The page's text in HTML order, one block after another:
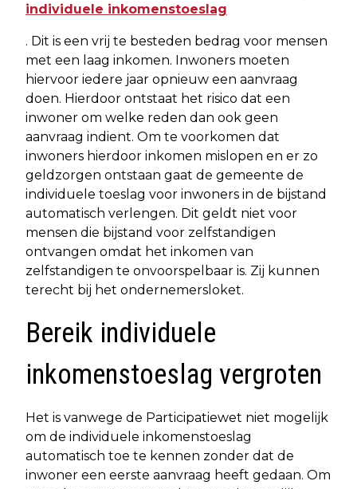
individuele inkomenstoeslag
. Dit is een vrij te besteden bedrag voor mensen
met een laag inkomen. Inwoners moeten
hiervoor iedere jaar opnieuw een aanvraag
doen. Hierdoor ontstaat het risico dat een
inwoner om welke reden dan ook geen
aanvraag indient. Om te voorkomen dat
inwoners hierdoor inkomen mislopen en er zo
geldzorgen ontstaan gaat de gemeente de
individuele toeslag voor inwoners in de bijstand
automatisch verlengen. Dit geldt niet voor
mensen die bijstand voor zelfstandigen
ontvangen omdat het inkomen van
zelfstandigen te onvoorspelbaar is. Zij kunnen
terecht bij het ondernemersloket.
Bereik individuele
inkomenstoeslag vergroten
Het is vanwege de Participatiewet niet mogelijk
om de individuele inkomenstoeslag
automatisch toe te kennen zonder dat de
inwoner een eerste aanvraag heeft gedaan. Om